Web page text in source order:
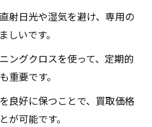
射日光や湿気を避け、専用の
しいです。
ングクロスを使って、定期的
重要です。
良好に保つことで、買取価格
が可能です。